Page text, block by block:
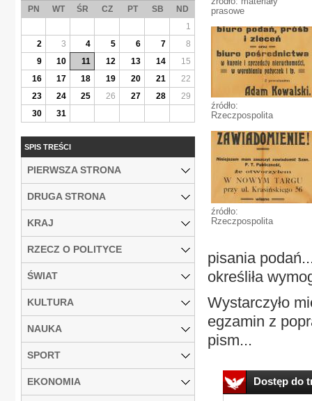
prasowe
źródło:
Rzeczpospolita
źródło:
Rzeczpospolita
pisania
określiła
Wystarczyło
egzamin z
pism...
Dostęp do
PN WT ŚR CZ PT SB
ND
1
2
3 4 5 6 7
8
9
10 11 12 13 14
15
16
17 18 19 20 21
22
23
24 25 26 27 28
29
30
31
SPIS TREŚCI
PIERWSZA STRONA
DRUGA STRONA
KRAJ
RZECZ O POLITYCE
ŚWIAT
KULTURA
NAUKA
SPORT
EKONOMIA